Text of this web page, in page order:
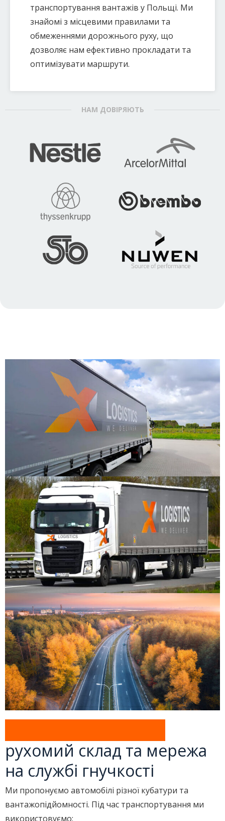
транспортування вантажів у Польщі. Ми
знайомі з місцевими правилами та
обмеженнями дорожнього руху, що
дозволяє нам ефективно прокладати та
оптимізувати маршрути.
НАМ ДОВІРЯЮТЬ
рухомий склад та мережа
на службі гнучкості
Ми пропонуємо автомобілі різної кубатури та
вантажопідйомності. Під час транспортування ми
використовуємо: